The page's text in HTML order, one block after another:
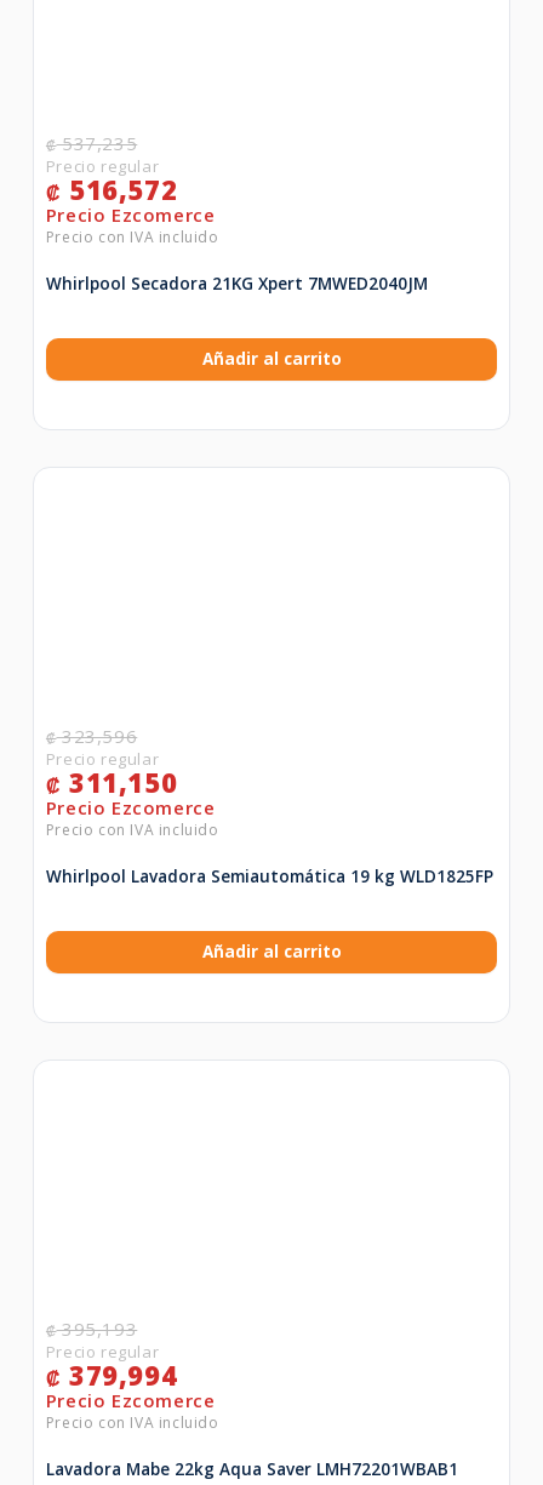
₡537,235
₡ 516,572
Whirlpool Secadora 21KG Xpert 7MWED2040JM
Añadir al carrito
₡323,596
₡ 311,150
Whirlpool Lavadora Semiautomática 19 kg WLD1825FP
Añadir al carrito
₡395,193
₡ 379,994
Lavadora Mabe 22kg Aqua Saver LMH72201WBAB1